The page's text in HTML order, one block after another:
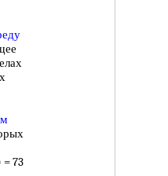
73